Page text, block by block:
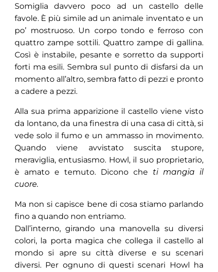
Somiglia davvero poco ad un castello delle
favole. È più simile ad un animale inventato e un
po’ mostruoso. Un corpo tondo e ferroso con
quattro zampe sottili. Quattro zampe di gallina.
Così è instabile, pesante e sorretto da supporti
forti ma esili. Sembra sul punto di disfarsi da un
momento all’altro, sembra fatto di pezzi e pronto
a cadere a pezzi.
Alla sua prima apparizione il castello viene visto
da lontano, da una finestra di una casa di città, si
vede solo il fumo e un ammasso in movimento.
Quando viene avvistato suscita stupore,
meraviglia, entusiasmo. Howl, il suo proprietario,
è amato e temuto. Dicono che ti mangia il
cuore.
Ma non si capisce bene di cosa stiamo parlando
fino a quando non entriamo.
Dall’interno, girando una manovella su diversi
colori, la porta magica che collega il castello al
mondo si apre su città diverse e su scenari
diversi. Per ognuno di questi scenari Howl ha